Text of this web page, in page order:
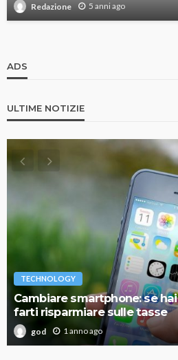
Redazione 5 anni ago
ADS
ULTIME NOTIZIE
TECHNOLOGY
Cambiare smartphone: se
farti risparmiare sulle tasse
god 1 anno ago